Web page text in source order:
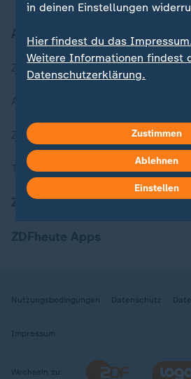
Aktuell bei ZDFheute
Zuletzt veröffentlicht
ZDFheute Stories
Themen im Überblick
ZDFheute Update
Nutzungsbedingungen Datenschutz
Impressum
Wechseln zu:
in deinen Einstellungen
Hier findest du das
Weitere Informationen findest
Datenschutzerklärung.
Zustimmen
Ablehnen
Einstellen